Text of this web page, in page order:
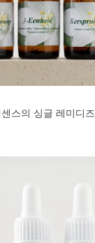
스의 싱글 레미디즈